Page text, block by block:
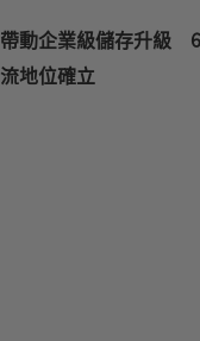
帶動企業級儲存升級
流地位確立